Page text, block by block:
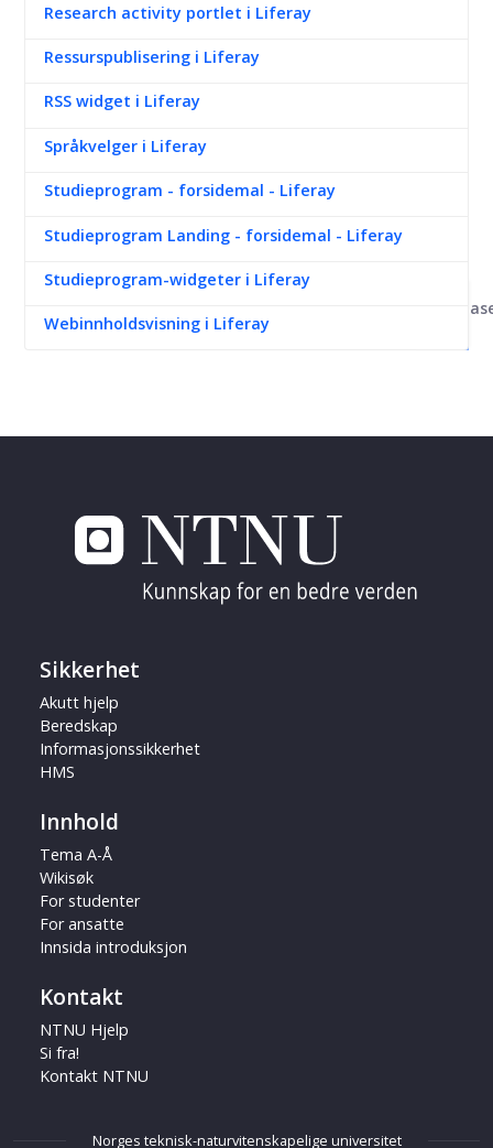
Research activity portlet i Liferay
Ressurspublisering i Liferay
RSS widget i Liferay
Språkvelger i Liferay
Studieprogram - forsidemal - Liferay
Studieprogram Landing - forsidemal - Liferay
Studieprogram-widgeter i Liferay
Webinnholdsvisning i Liferay
Sikkerhet
Akutt hjelp
Beredskap
Informasjonssikkerhet
HMS
Innhold
Tema A-Å
Wikisøk
For studenter
For ansatte
Innsida introduksjon
Kontakt
NTNU Hjelp
Si fra!
Kontakt NTNU
Norges teknisk-naturvitenskapelige universitet